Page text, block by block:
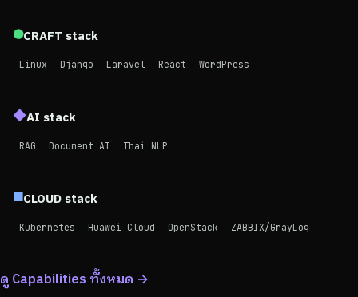
●CRAFT stack
Linux Django Laravel React WordPress
◆AI stack
RAG Document AI Thai NLP
■CLOUD stack
Kubernetes Huawei Cloud OpenStack ZABBIX/GrayLog
ดู Capabilities ทั้งหมด →